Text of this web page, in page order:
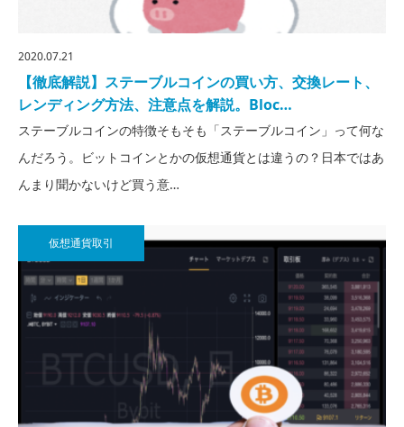
2020.07.21
【徹底解説】ステーブルコインの買い方、交換レート、
レンディング方法、注意点を解説。Bloc…
ステーブルコインの特徴そもそも「ステーブルコイン」って何な
んだろう。ビットコインとかの仮想通貨とは違うの？日本ではあ
んまり聞かないけど買う意…
仮想通貨取引